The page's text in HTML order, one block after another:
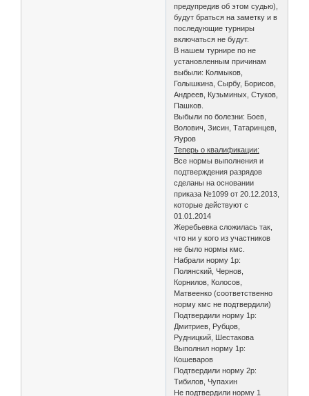
предупредив об этом судью),
будут браться на заметку и в
последующие турниры
включаться не будут.
В нашем турнире по не
установленным причинам
выбыли: Колмыков,
Голышкина, Сырбу, Борисов,
Андреев, Кузьминых, Стуков,
Пашков.
Выбыли по болезни: Боев,
Волович, Зисин, Татаринцев,
Яуров
Теперь о квалификации:
Все нормы выполнения и
подтверждения разрядов
сделаны на основании
приказа №1099 от 20.12.2013,
которые действуют с
01.01.2014
Жеребьевка сложилась так,
что ни у кого из участников
не было нормы кмс.
Набрали норму 1р:
Полянский, Чернов,
Корнилов, Колосов,
Матвеенко (соответственно
норму кмс не подтвердили)
Подтвердили норму 1р:
Дмитриев, Рубцов,
Рудницкий, Шестакова
Выполнил норму 1р:
Кошеваров
Подтвердили норму 2р:
Тибилов, Чупахин
Не подтвердили норму 1